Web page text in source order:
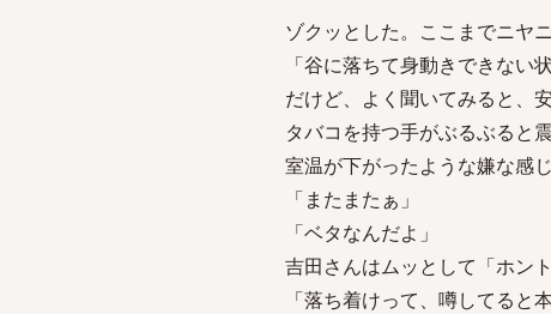
ゾクッとした。ここまでニヤ
「谷に落ちて身動きできな
だけど、よく聞いてみると、
タバコを持つ手がぶるぶると震
室温が下がったような嫌な感
「またまたぁ」
「ベタなんだよ」
吉田さんはムッとして「ホン
「落ち着けって、噂してると